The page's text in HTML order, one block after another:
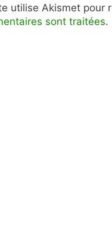
utilise Akismet pour
sont traitées.